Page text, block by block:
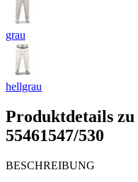
grau
hellgrau
Produktdetails zu
55461547/530
BESCHREIBUNG